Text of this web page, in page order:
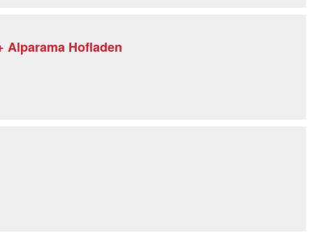
Alparama Hofladen